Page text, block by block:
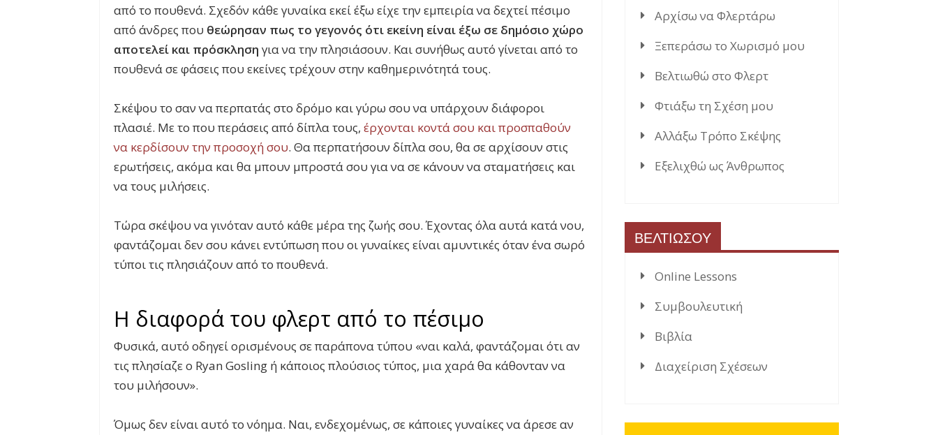
από το πουθενά. Σχεδόν κάθε γυναίκα εκεί έξω είχε την εμπειρία να δεχτεί πέσιμο
από άνδρες που θεώρησαν πως το γεγονός ότι εκείνη είναι έξω σε δημόσιο χώρο
αποτελεί και πρόσκληση για να την πλησιάσουν. Και συνήθως αυτό γίνεται από το
πουθενά σε φάσεις που εκείνες τρέχουν στην καθημερινότητά τους.
Σκέψου το σαν να περπατάς στο δρόμο και γύρω σου να υπάρχουν διάφοροι
πλασιέ. Με το που περάσεις από δίπλα τους, έρχονται κοντά σου και προσπαθούν
να κερδίσουν την προσοχή σου. Θα περπατήσουν δίπλα σου, θα σε αρχίσουν στις
ερωτήσεις, ακόμα και θα μπουν μπροστά σου για να σε κάνουν να σταματήσεις και
να τους μιλήσεις.
Τώρα σκέψου να γινόταν αυτό κάθε μέρα της ζωής σου. Έχοντας όλα αυτά κατά νου,
φαντάζομαι δεν σου κάνει εντύπωση που οι γυναίκες είναι αμυντικές όταν ένα σωρό
τύποι τις πλησιάζουν από το πουθενά.
Η διαφορά του φλερτ από το πέσιμο
Φυσικά, αυτό οδηγεί ορισμένους σε παράπονα τύπου «ναι καλά, φαντάζομαι ότι αν
τις πλησίαζε ο Ryan Gosling ή κάποιος πλούσιος τύπος, μια χαρά θα κάθονταν να
του μιλήσουν».
Όμως δεν είναι αυτό το νόημα. Ναι, ενδεχομένως, σε κάποιες γυναίκες να άρεσε αν
Αρχίσω να Φλερτάρω
Ξεπεράσω το Χωρισμό μου
Βελτιωθώ στο Φλερτ
Φτιάξω τη Σχέση μου
Αλλάξω Τρόπο Σκέψης
Εξελιχθώ ως Άνθρωπος
ΒΕΛΤΙΩΣΟΥ
Online Lessons
Συμβουλευτική
Βιβλία
Διαχείριση Σχέσεων